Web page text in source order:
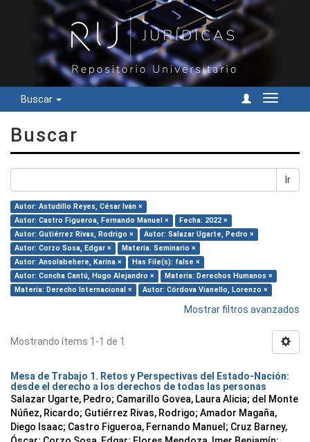
Buscar
Cambiar
Buscar
Ir
Autor: Astudillo Reyes, César Iván ×
Autor: Castro Figueroa, Fernando Manuel ×
Fecha: 2022 ×
Autor: Gutiérrez Rivas, Rodrigo ×
Autor: Salazar Ugarte, Pedro ×
Autor: Corzo Sosa, Edgar ×
Materia: Seminario ×
Autor: Ansolabehere, Karina ×
Has File(s): false ×
Autor: Concha Cantú, Hugo Alejandro ×
Materia: Derechos Humanos ×
Materia: Derecho Internacional ×
Autor: Córdova Vianello, Lorenzo ×
Mostrar filtros avanzados
Mostrando ítems 1-1 de 1
Mesa de Trabajo 1. Retos y Perspectivas del Estado-Nación:
desde el derecho a los derechos de todas las personas
Salazar Ugarte, Pedro; Camarillo Govea, Laura Alicia; del Monte
Núñez, Ricardo; Gutiérrez Rivas, Rodrigo; Amador Magaña,
Diego Isaac; Castro Figueroa, Fernando Manuel ; Cruz Barney,